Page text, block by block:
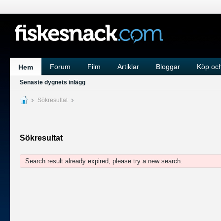
Hem Forum Film Artiklar Bloggar Köp
Senaste dygnets inlägg
Sökresultat
Sökresultat
Search result already expired, please try a new search.